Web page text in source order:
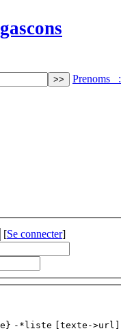
Prenoms :
[Se connecter]
-*liste [texte->url]